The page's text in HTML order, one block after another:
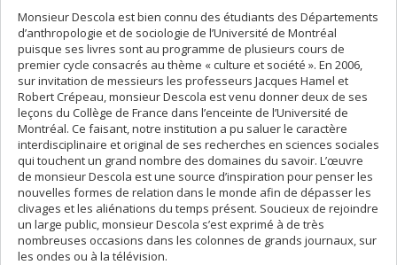
Monsieur Descola est bien connu des étudiants des Départements
d’anthropologie et de sociologie de l’Université de Montréal
puisque ses livres sont au programme de plusieurs cours de
premier cycle consacrés au thème « culture et société ». En 2006,
sur invitation de messieurs les professeurs Jacques Hamel et
Robert Crépeau, monsieur Descola est venu donner deux de ses
leçons du Collège de France dans l’enceinte de l’Université de
Montréal. Ce faisant, notre institution a pu saluer le caractère
interdisciplinaire et original de ses recherches en sciences sociales
qui touchent un grand nombre des domaines du savoir. L’œuvre
de monsieur Descola est une source d’inspiration pour penser les
nouvelles formes de relation dans le monde afin de dépasser les
clivages et les aliénations du temps présent. Soucieux de rejoindre
un large public, monsieur Descola s’est exprimé à de très
nombreuses occasions dans les colonnes de grands journaux, sur
les ondes ou à la télévision.